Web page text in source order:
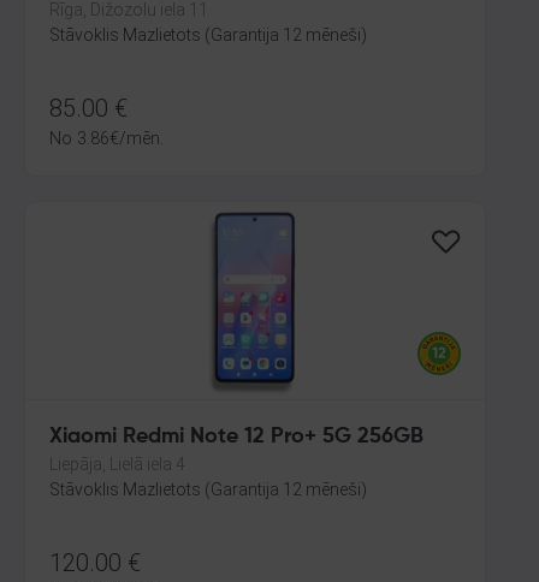
Rīga, Dižozolu iela 11
Stāvoklis Mazlietots (Garantija 12 mēneši)
85.00 €
No 3.86€/mēn.
Xiaomi Redmi Note 12 Pro+ 5G 256GB
Liepāja, Lielā iela 4
Stāvoklis Mazlietots (Garantija 12 mēneši)
120.00 €